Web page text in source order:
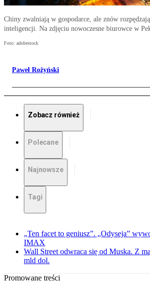
Chiny zwalniają w gospodarce, ale znów
inteligencji. Na zdjęciu nowoczesne biurowce w
Foto: adobestock
Paweł Rożyński
Zobacz również
Polecane
Najnowsze
Tagi
„Ten facet to geniusz”. „Odyseja”
IMAX
Wall Street odwraca się od Muska. Z
mld dol.
Promowane treści